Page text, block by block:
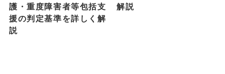
護・重度障害者等包括支
援の判定基準を詳しく解
説
解説